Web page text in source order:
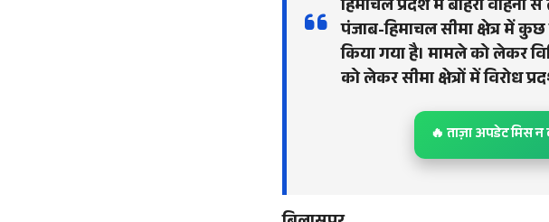
हिमाचल प्रदेश में बाहरी वाहनों
पंजाब-हिमाचल सीमा क्षेत्र में कुछ
किया गया है। मामले को लेकर
को लेकर सीमा क्षेत्रों में विरोध
🔥 ताज़ा अपडेट मिस